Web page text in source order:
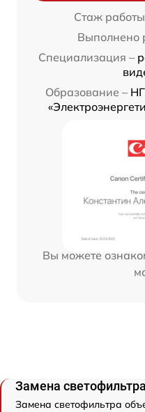
Стаж
Выполнено
Специализация –
Образование –
Вы можете
Замена
Замена светофильтра